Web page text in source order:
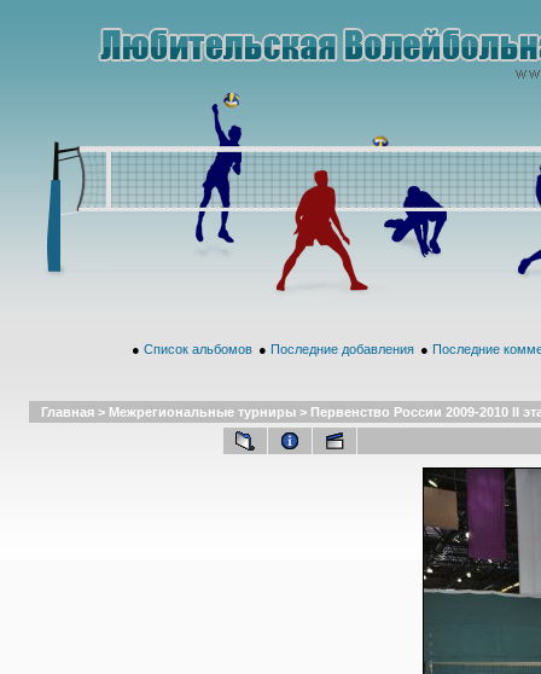
● Список альбомов ● Последние добавления ● Последние
Главная > Межрегиональные турниры > Первенство России 2009-2010 II